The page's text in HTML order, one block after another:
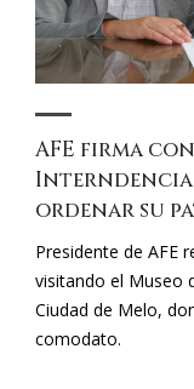
AFE firma
Interndencia
ordenar su
Presidente de AFE
visitando el Museo
Ciudad de Melo,
comodato.